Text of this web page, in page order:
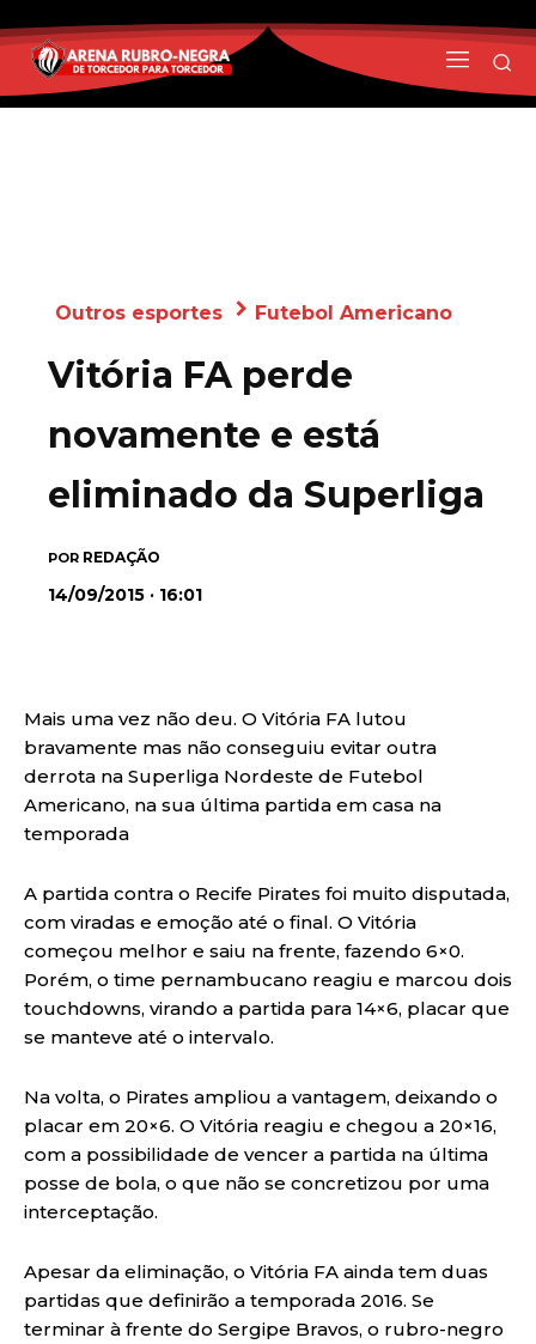
Outros esportes Futebol Americano
Vitória FA perde
novamente e está
eliminado da Superliga
POR REDAÇÃO
14/09/2015 · 16:01
Mais uma vez não deu. O Vitória FA lutou
bravamente mas não conseguiu evitar outra
derrota na Superliga Nordeste de Futebol
Americano, na sua última partida em casa na
temporada
A partida contra o Recife Pirates foi muito disputada,
com viradas e emoção até o final. O Vitória
começou melhor e saiu na frente, fazendo 6×0.
Porém, o time pernambucano reagiu e marcou dois
touchdowns, virando a partida para 14×6, placar que
se manteve até o intervalo.
Na volta, o Pirates ampliou a vantagem, deixando o
placar em 20×6. O Vitória reagiu e chegou a 20×16,
com a possibilidade de vencer a partida na última
posse de bola, o que não se concretizou por uma
interceptação.
Apesar da eliminação, o Vitória FA ainda tem duas
partidas que definirão a temporada 2016. Se
terminar à frente do Sergipe Bravos, o rubro-negro